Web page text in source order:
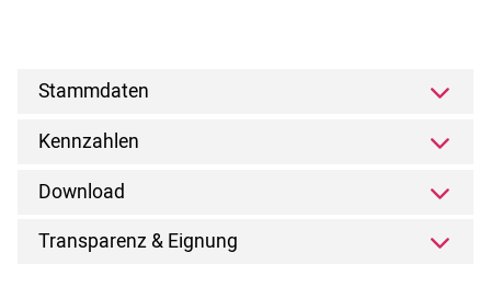
Stammdaten
Kennzahlen
Download
Transparenz & Eignung